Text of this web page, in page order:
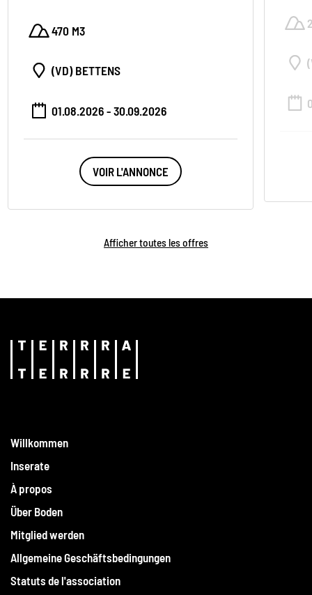
470 M3
(VD) BETTENS
01.08.2026 - 30.09.2026
VOIR L'ANNONCE
Afficher toutes les offres
Willkommen
Inserate
À propos
Über Boden
Mitglied werden
Allgemeine Geschäftsbedingungen
Statuts de l'association